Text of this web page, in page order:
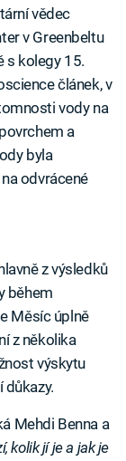
vědec
v Greenbeltu
s kolegy 15.
článek, v
vody na
a
byla
odvrácené
z výsledků
během
Měsíc úplně
z několika
výskytu
důkazy.
Mehdi Benna a
kolik jí je a jak je